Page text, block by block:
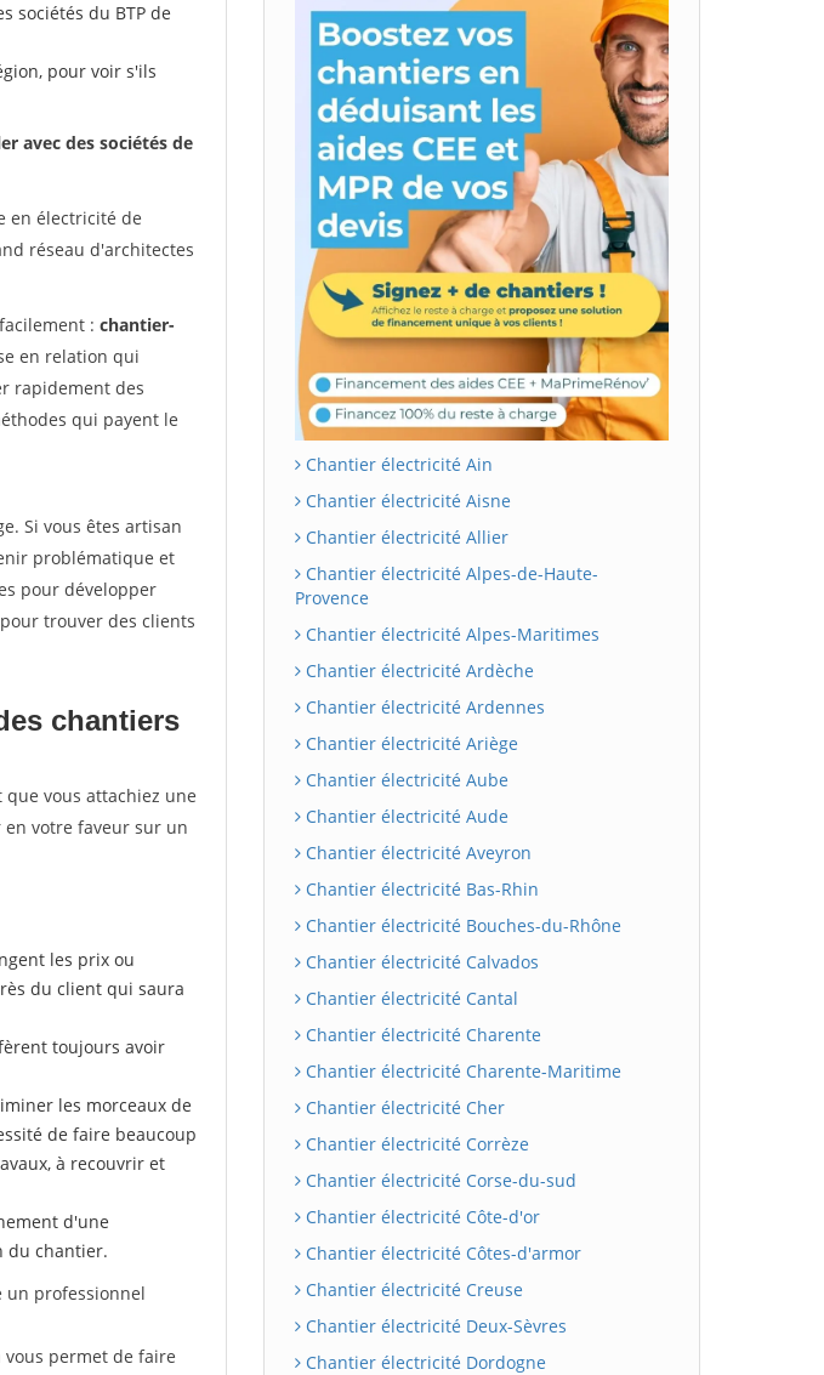
sociétés du BTP de
pour voir s'ils
avec des sociétés de
en électricité de
réseau d'architectes
: chantier-
en relation qui
rapidement des
qui payent le
Si vous êtes artisan
problématique et
pour développer
trouver des clients
chantiers
vous attachiez une
votre faveur sur un
les prix ou
du client qui saura
toujours avoir
les morceaux de
de faire beaucoup
à recouvrir et
d'une
du chantier.
un professionnel
permet de faire
Chantier électricité Ain
Chantier électricité Aisne
Chantier électricité Allier
Chantier électricité Alpes-de-Haute-
Provence
Chantier électricité Alpes-Maritimes
Chantier électricité Ardèche
Chantier électricité Ardennes
Chantier électricité Ariège
Chantier électricité Aube
Chantier électricité Aude
Chantier électricité Aveyron
Chantier électricité Bas-Rhin
Chantier électricité Bouches-du-Rhône
Chantier électricité Calvados
Chantier électricité Cantal
Chantier électricité Charente
Chantier électricité Charente-Maritime
Chantier électricité Cher
Chantier électricité Corrèze
Chantier électricité Corse-du-sud
Chantier électricité Côte-d'or
Chantier électricité Côtes-d'armor
Chantier électricité Creuse
Chantier électricité Deux-Sèvres
Chantier électricité Dordogne